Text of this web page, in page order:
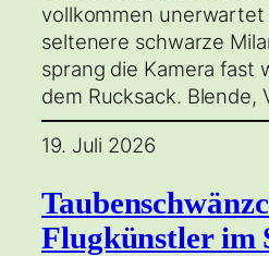
vollkommen
seltenere schwarze
sprang die Kamera fast
dem Rucksack. Blende,
19. Juli 2026
Flugkünstler im